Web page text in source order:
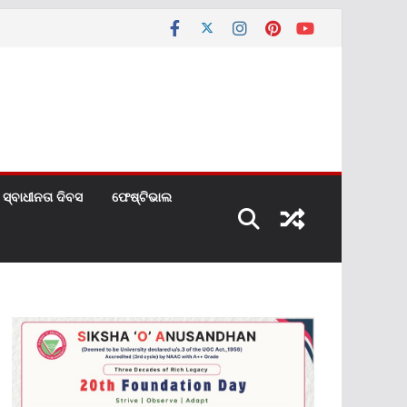
ସ୍ବାଧୀନତା ଦିବସ ଫେଷ୍ଟିଭାଲ